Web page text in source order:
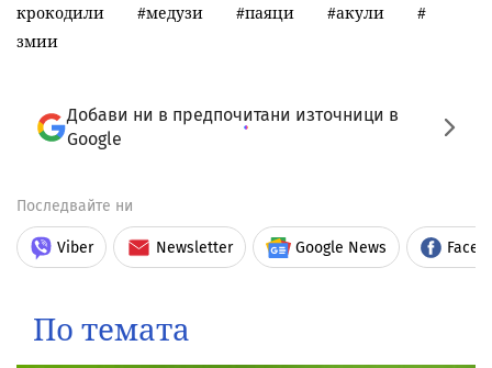
крокодили
медузи паяци
акули
змии
Добави ни в предпочитани източници в
Google
Последвайте ни
Viber Newsletter Google News
По темата